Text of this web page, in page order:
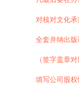
对核对文化承
全套并纳出
（签字盖章
填写公司股权